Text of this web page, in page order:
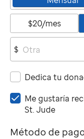
$20/mes
$
Dedica tu
Me
gustaría
correos
Me gustaría
St. Jude
Método de